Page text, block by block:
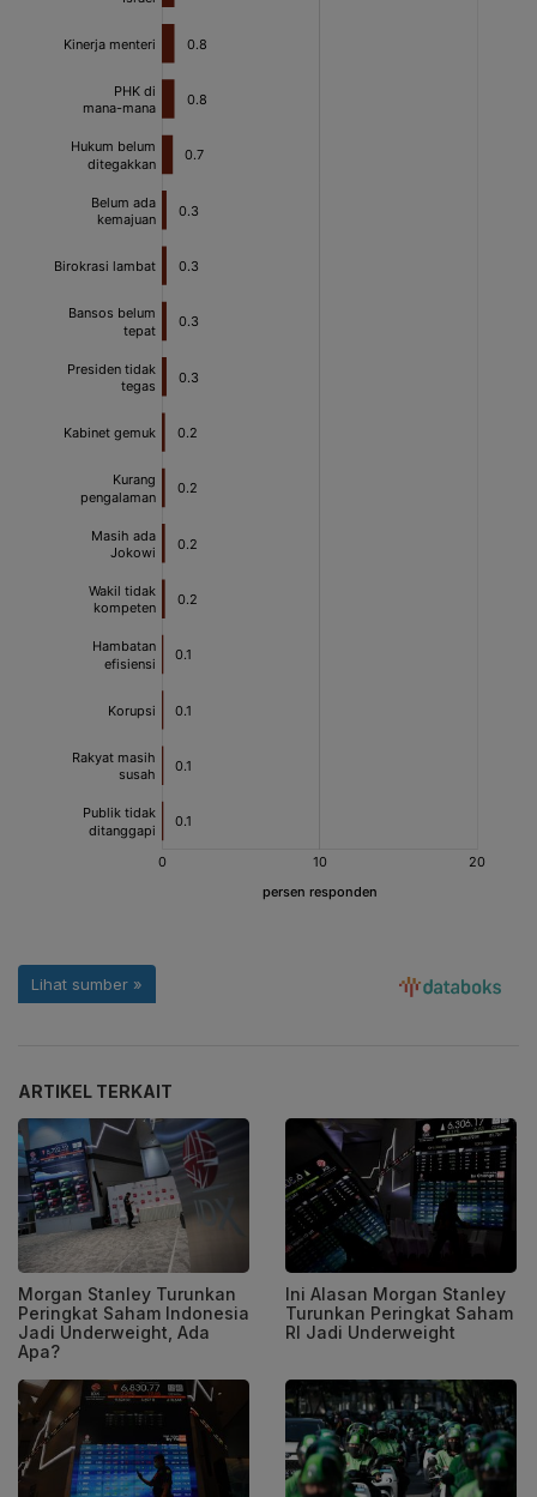
ARTIKEL TERKAIT
Morgan Stanley Turunkan
Peringkat Saham Indonesia
Jadi Underweight, Ada
Apa?
Ini Alasan Morgan Stanley
Turunkan Peringkat Saham
RI Jadi Underweight